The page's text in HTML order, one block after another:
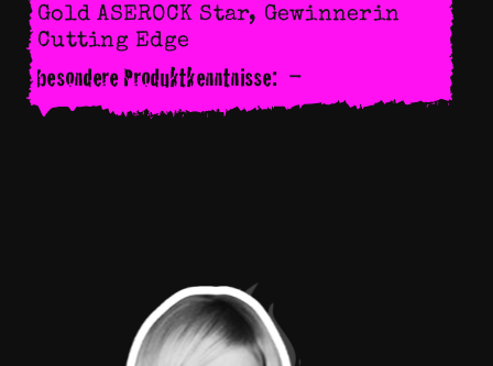
Gold ASEROCK Star, Gewinnerin
Cutting Edge
besondere Produktkenntnisse: -